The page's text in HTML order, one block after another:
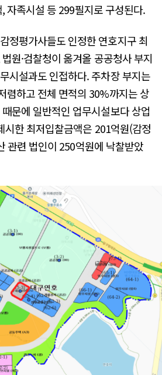
자족시설 등 299필지로 구성된다.
정평가사들도 인정한 연호지구 최
원·검찰청이 옮겨올 공공청사 부지
시설과도 인접하다. 주차장 부지는
렴하고 전체 면적의 30%까지는 상
문에 일반적인 업무시설보다 상업
시한 최저입찰금액은 201억원(감정
관련 법인이 250억원에 낙찰받았